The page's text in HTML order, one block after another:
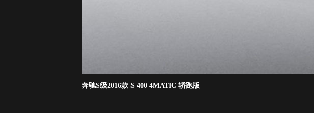
奔驰S级2016款 S 400 4MATIC 轿跑版